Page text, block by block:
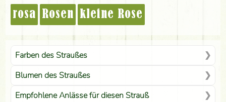
rosa Rosen kleine Rose
Farben des Straußes
Blumen des Straußes
Empfohlene Anlässe für diesen Strauß